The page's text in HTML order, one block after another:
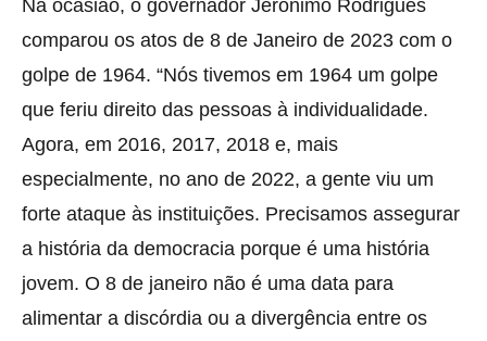
Na ocasião, o governador Jerônimo Rodrigues
comparou os atos de 8 de Janeiro de 2023 com o
golpe de 1964. “Nós tivemos em 1964 um golpe
que feriu direito das pessoas à individualidade.
Agora, em 2016, 2017, 2018 e, mais
especialmente, no ano de 2022, a gente viu um
forte ataque às instituições. Precisamos assegurar
a história da democracia porque é uma história
jovem. O 8 de janeiro não é uma data para
alimentar a discórdia ou a divergência entre os